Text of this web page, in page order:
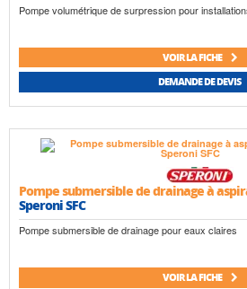
Pompe volumétrique de surpression pour
VOIR LA FICHE
DEMANDE DE DEVIS
Pompe submersible de drainage à
Speroni SFC
Pompe submersible de drainage pour eaux claires
VOIR LA FICHE